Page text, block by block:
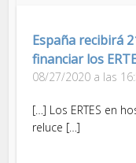
España recibirá
financiar los
08/27/2020 a las
[…] Los ERTES en
reluce […]